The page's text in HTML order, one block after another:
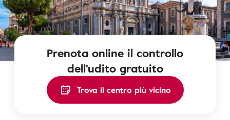
Prenota online il controllo
dell'udito gratuito
Trova il centro più vicino